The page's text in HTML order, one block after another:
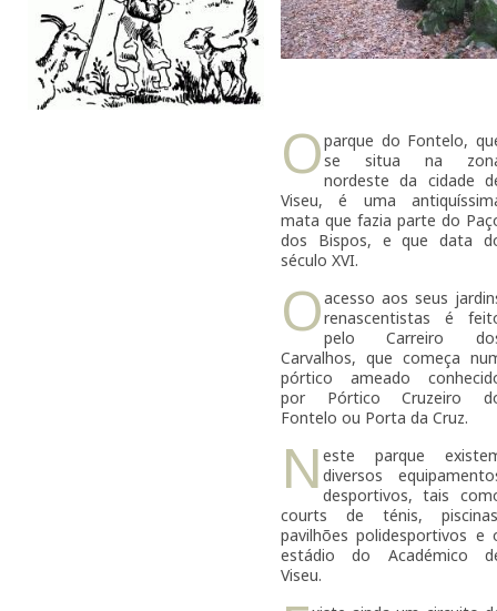
Oparque do Fontelo,
se situa na
nordeste da cidade
Viseu, é uma
mata que fazia parte do
dos Bispos, e que data
século XVI.
Oacesso aos seus
renascentistas é
pelo Carreiro
Carvalhos, que começa
pórtico ameado
por Pórtico Cruzeiro
Fontelo ou Porta da Cruz.
N este parque
diversos
desportivos, tais
courts de ténis,
pavilhões polidesportivos e
estádio do Académico
Viseu.